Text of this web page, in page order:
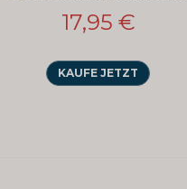
17,95 €
KAUFE JETZT